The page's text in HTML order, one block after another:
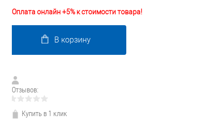
Оплата онлайн +5% к стоимости товара!
В корзину
Отзывов:
Купить в 1 клик